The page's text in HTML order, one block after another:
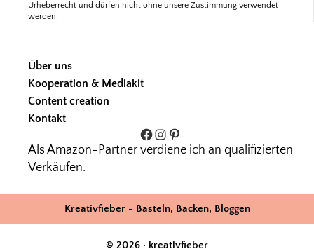
Urheberrecht und dürfen nicht ohne unsere Zustimmung verwendet
werden.
Über uns
Kooperation & Mediakit
Content creation
Kontakt
Facebook
Instagram
Pinterest
Als Amazon-Partner verdiene ich an qualifizierten
Verkäufen.
Kreativfieber - Basteln, Backen, Bloggen
© 2026 · kreativfieber